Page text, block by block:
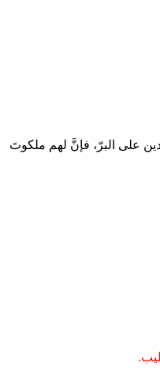
على البرّ، فإنَّ لهم ملكوتَ